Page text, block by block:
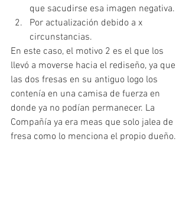
que sacudirse esa imagen negativa.
Por actualización debido a x
circunstancias.
En este caso, el motivo 2 es el que los
llevó a moverse hacia el rediseño, ya que
las dos fresas en su antiguo logo los
contenía en una camisa de fuerza en
donde ya no podían permanecer. La
Compañía ya era meas que solo jalea de
fresa como lo menciona el propio dueño.